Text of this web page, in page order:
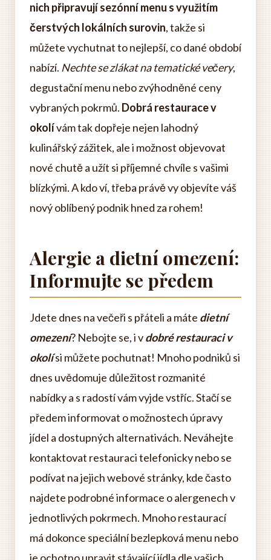
nich připravují sezónní menu s využitím
čerstvých lokálních surovin, takže si
můžete vychutnat to nejlepší, co dané období
nabízí. Nechte se zlákat na tematické večery,
degustační menu nebo zvýhodněné ceny
vybraných pokrmů. Dobrá restaurace v
okolívám tak dopřeje nejen lahodný
kulinářský zážitek, ale i možnost objevovat
nové chutě a užít si příjemné chvíle s vašimi
blízkými. A kdo ví, třeba právě vy objevíte váš
nový oblíbený podnik hned za rohem!
Alergie a dietní omezení:
Informujte se předem
Jdete dnes na večeři s přáteli a máte dietní
omezení? Nebojte se, i vdobré restauraci v
okolísi můžete pochutnat! Mnoho podniků si
dnes uvědomuje důležitost rozmanité
nabídky a s radostí vám vyjde vstříc. Stačí se
předem informovat o možnostech úpravy
jídel a dostupných alternativách. Neváhejte
kontaktovat restauraci telefonicky nebo se
podívat na jejich webové stránky, kde často
najdete podrobné informace o alergenech v
jednotlivých pokrmech. Mnoho restaurací
má dokonce speciální bezlepková menu nebo